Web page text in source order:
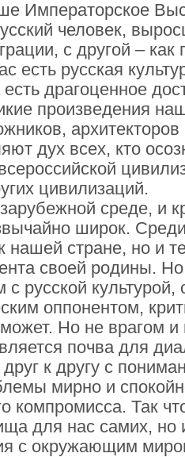
Императорское
человек,
с другой – как
есть русская
драгоценное
произведения
дух всех, кто
цивилизаций.
среде, и
широк.
нашей стране, но и
своей родины.
с русской
оппонентом,
Но не врагом и
почва для
к другу с
мирно и
компромисса. Так
для нас самих,
с окружающим